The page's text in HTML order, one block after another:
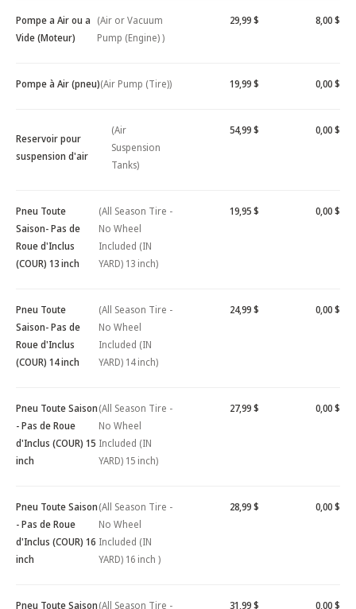
Pompe a Air ou a
Vide (Moteur)
(Air or Vacuum
Pump (Engine) )
29,99 $ 8,00 $
Pompe à Air (pneu)(Air Pump (Tire)) 19,99 $ 0,00 $
Reservoir pour
suspension d'air
(Air
Suspension
Tanks)
54,99 $ 0,00 $
Pneu Toute
Saison- Pas de
Roue d'Inclus
(COUR) 13 inch
(All Season Tire -
No Wheel
Included (IN
YARD) 13 inch)
19,95 $ 0,00 $
Pneu Toute
Saison- Pas de
Roue d'Inclus
(COUR) 14 inch
(All Season Tire -
No Wheel
Included (IN
YARD) 14 inch)
24,99 $ 0,00 $
Pneu Toute Saison
- Pas de Roue
d'Inclus (COUR) 15
inch
(All Season Tire -
No Wheel
Included (IN
YARD) 15 inch)
27,99 $ 0,00 $
Pneu Toute Saison
- Pas de Roue
d'Inclus (COUR) 16
inch
(All Season Tire -
No Wheel
Included (IN
YARD) 16 inch )
28,99 $ 0,00 $
Pneu Toute Saison(All Season Tire - 31,99 $ 0,00 $